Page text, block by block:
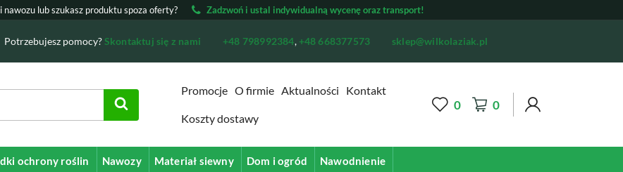
nawozu lub szukasz produktu spoza oferty? Zadzwoń i ustal indywidualną wycenę oraz transport!
Potrzebujesz pomocy?Skontaktuj się z nami +48 798992384, +48 668377573 sklep@wilkolaziak.pl
Promocje O firmie Aktualności Kontakt
Koszty dostawy
0 0
ochrony roślin Nawozy Materiał siewny Dom i ogród Nawodnienie